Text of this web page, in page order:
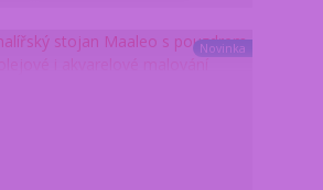
Novinka